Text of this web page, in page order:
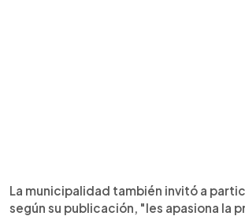
La municipalidad también invitó a
según su publicación, "les apasiona la